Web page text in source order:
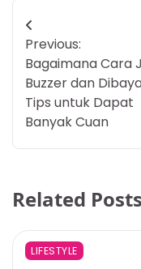
Post
navigation
Previous:
Bagaimana Cara
Buzzer dan
Tips untuk Dapat
Banyak Cuan
Related Posts
LIFESTYLE